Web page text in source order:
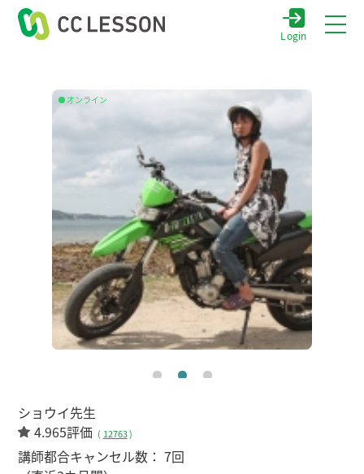
Login
オンライン
ショウイ先生
4.965評価 ( 12763)
講師都合キャンセル数：7回